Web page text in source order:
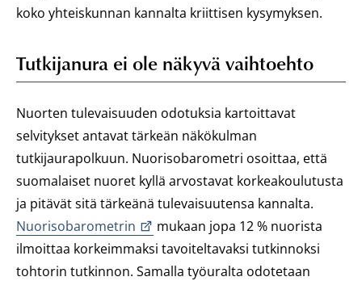
koko yhteiskunnan kannalta kriittisen kysymyksen.
Tutkijanura ei ole näkyvä vaihtoehto
Nuorten tulevaisuuden odotuksia kartoittavat
selvitykset antavat tärkeän näkökulman
tutkijaurapolkuun. Nuorisobarometri osoittaa, että
suomalaiset nuoret kyllä arvostavat korkeakoulutusta
ja pitävät sitä tärkeänä tulevaisuutensa kannalta.
Nuorisobarometrin
mukaan jopa 12 % nuorista
ilmoittaa korkeimmaksi tavoiteltavaksi tutkinnoksi
tohtorin tutkinnon. Samalla työuralta odotetaan